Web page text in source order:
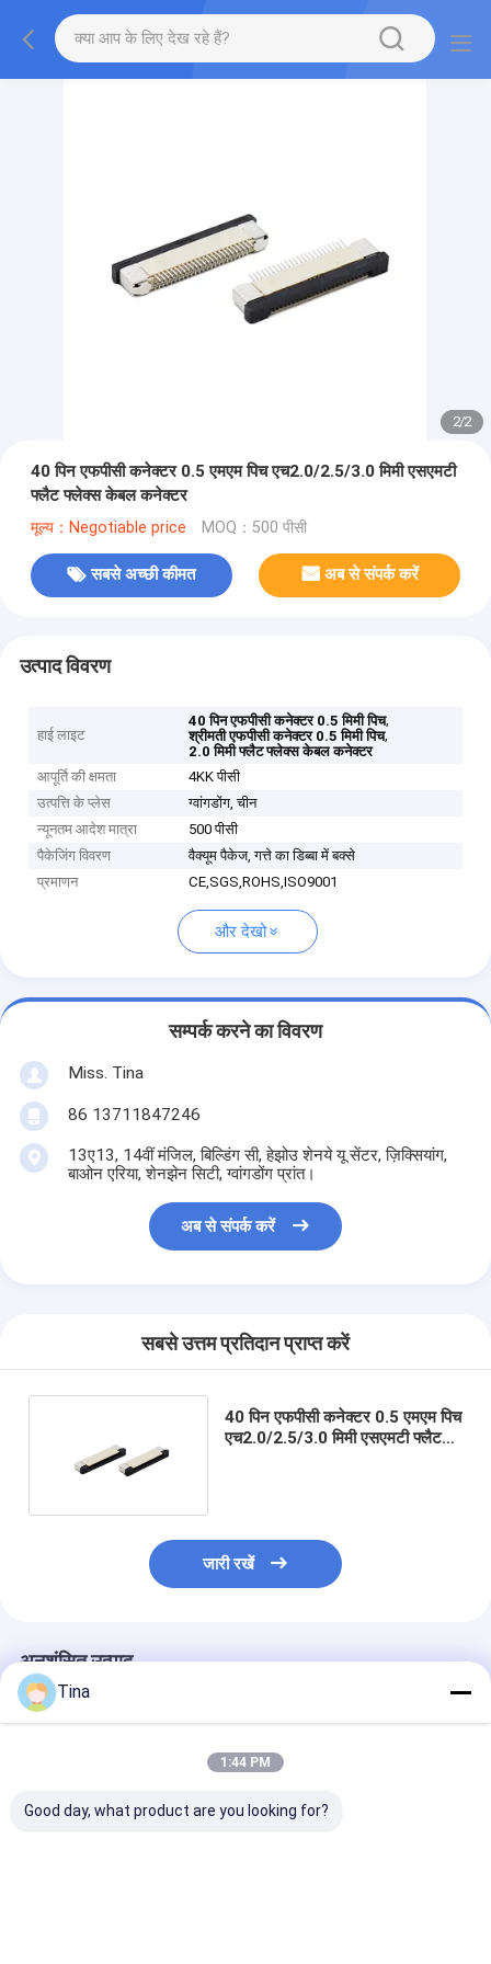
2/2
40 पिन एफपीसी कनेक्टर 0.5 एमएम पिच एच2.0/2.5/3.0 मिमी एसएमटी
फ्लैट फ्लेक्स केबल कनेक्टर
मूल्य：Negotiable price MOQ：500 पीसी
सबसे अच्छी कीमत अब से संपर्क करें
उत्पाद विवरण
हाई लाइट
40 पिन एफपीसी कनेक्टर 0.5 मिमी पिच,
श्रीमती एफपीसी कनेक्टर 0.5 मिमी पिच,
2.0 मिमी फ्लैट फ्लेक्स केबल कनेक्टर
आपूर्ति की क्षमता
4KK पीसी
उत्पत्ति के प्लेस
ग्वांगडोंग, चीन
न्यूनतम आदेश मात्रा
500 पीसी
पैकेजिंग विवरण
वैक्यूम पैकेज, गत्ते का डिब्बा में बक्से
प्रमाणन
CE,SGS,ROHS,ISO9001
और देखो
सम्पर्क करने का विवरण
Miss. Tina
86 13711847246
13ए13, 14वीं मंजिल, बिल्डिंग सी, हेझोउ शेनये यू सेंटर, ज़िक्सियांग,
बाओन एरिया, शेनझेन सिटी, ग्वांगडोंग प्रांत।
अब से संपर्क करें
सबसे उत्तम प्रतिदान प्राप्त करें
40 पिन एफपीसी कनेक्टर 0.5 एमएम पिच
एच2.0/2.5/3.0 मिमी एसएमटी फ्लैट
जारी रखें
अनुशंसित उत्पाद
Tina
1:44 PM
Good day, what product are you looking for?